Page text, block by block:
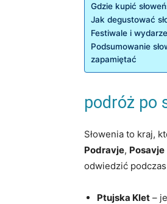
Gdzie kupić‌
Jak degustować
Festiwale⁢ i
Podsumowanie‌
zapamiętać
podróż po
Słowenia to kraj,
Podravje, Posavje
odwiedzić
Ptujska Klet –